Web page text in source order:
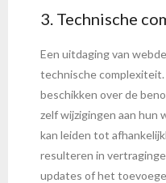
3. Technische
Een uitdaging van
technische
beschikken over de
zelf wijzigingen aan hun
kan leiden tot
resulteren in
updates of het